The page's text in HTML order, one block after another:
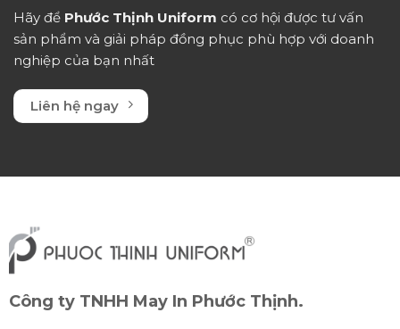
Hãy để Phước Thịnh Uniform có cơ hội được tư vấn
sản phẩm và giải pháp đồng phục phù hợp với doanh
nghiệp của bạn nhất
Liên hệ ngay
Công ty TNHH May In Phước Thịnh.